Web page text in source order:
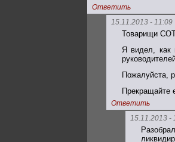
Ответить
15.11.2013 - 11:09
Товарищи
Я видел, как
Пожалуйста,
Прекращайте
Ответить
15.11.2013 -